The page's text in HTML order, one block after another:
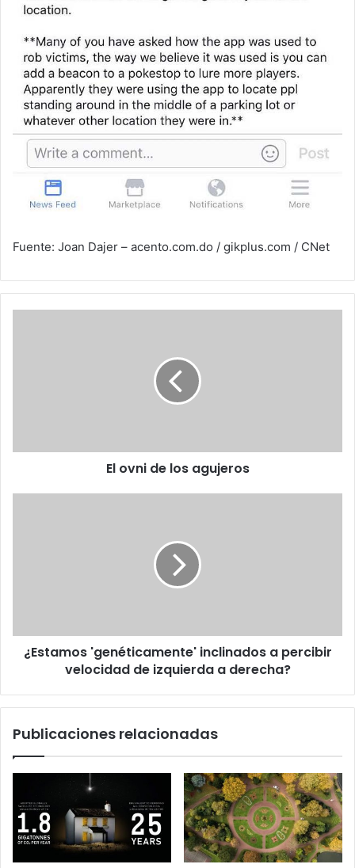
Fuente: Joan Dajer – acento.com.do / gikplus.com / CNet
El ovni de los agujeros
a
derecha?
¿Estamos 'genéticamente' inclinados a percibir
velocidad de izquierda a derecha?
Publicaciones relacionadas